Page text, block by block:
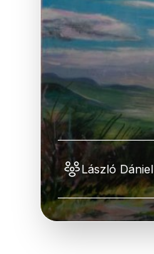
László Dániel